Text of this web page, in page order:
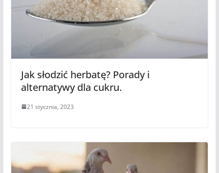
Jak słodzić herbatę? Porady i
alternatywy dla cukru.
21 stycznia, 2023